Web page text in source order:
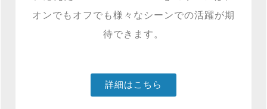
オンでもオフでも様々なシーンでの活躍が期
待できます。
詳細はこちら